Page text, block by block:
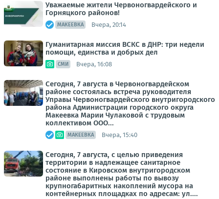
Уважаемые жители Червоногвардейского и
Горняцкого районов!
МАКЕЕВКА Вчера, 20:14
Гуманитарная миссия ВСКС в ДНР: три недели
помощи, единства и добрых дел
СМИ Вчера, 16:08
Сегодня, 7 августа в Червоногвардейском
районе состоялась встреча руководителя
Управы Червоногвардейского внутригородского
района Администрации городского округа
Макеевка Марии Чулаковой с трудовым
коллективом ООО...
МАКЕЕВКА Вчера, 15:40
Сегодня, 7 августа, с целью приведения
территории в надлежащее санитарное
состояние в Кировском внутригородском
районе выполнены работы по вывозу
крупногабаритных накоплений мусора на
контейнерных площадках по адресам: ул....